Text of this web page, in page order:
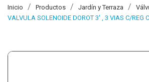
Inicio Productos Jardín y Terraza
VALVULA SOLENOIDE DOROT 3' , 3 VIAS C/REG